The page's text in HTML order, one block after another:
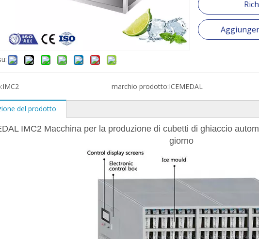
IMC2 marchio prodotto:ICEMEDAL
del prodotto
IMC2 Macchina per la produzione di cubetti di ghiaccio
giorno